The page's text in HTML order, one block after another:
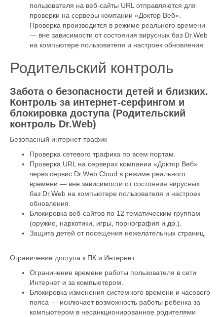
пользователя на веб-сайты URL отправляются для
проверки на серверы компании «Доктор Веб».
Проверка производится в режиме реального времени
— вне зависимости от состояния вирусных баз Dr.Web
на компьютере пользователя и настроек обновления
Родительский контроль
Забота о безопаcности детей и близких.
Контроль за интернет-серфингом и
блокировка доступа (Родительский
контроль Dr.Web)
Безопасный интернет-трафик
Проверка сетевого трафика по всем портам.
Проверка URL на серверах компании «Доктор Веб»
через сервис Dr.Web Cloud в режиме реального
времени — вне зависимости от состояния вирусных
баз Dr.Web на компьютере пользователя и настроек
обновления.
Блокировка веб-сайтов по 12 тематическим группам
(оружие, наркотики, игры, порнография и др.).
Защита детей от посещения нежелательных страниц.
Ограничение доступа к ПК и Интернет
Ограничение времени работы пользователя в сети
Интернет и за компьютером.
Блокировка изменения системного времени и часового
пояса — исключает возможность работы ребенка за
компьютером в несанкционированное родителями